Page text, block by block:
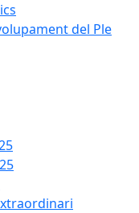
del Ple